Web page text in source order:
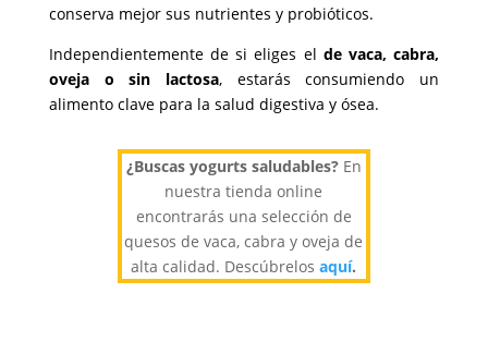
conserva mejor sus nutrientes y probióticos.
Independientemente de si eliges el de vaca, cabra,
oveja o sin lactosa, estarás consumiendo un
alimento clave para la salud digestiva y ósea.
¿Buscas yogurts saludables?En
nuestra tienda online
encontrarás una selección de
quesos de vaca, cabra y oveja de
alta calidad. Descúbrelos aquí.